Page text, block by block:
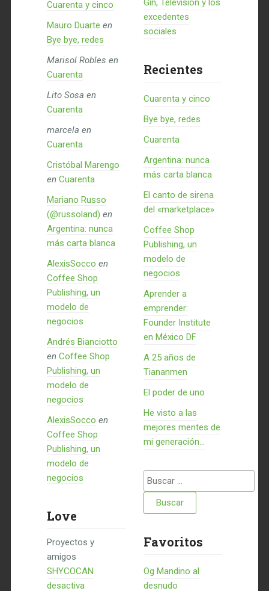
Cuarenta y cinco
Mauro Duarte en
Bye bye, redes
Marisol Robles en
Cuarenta
Lito Sosa en
Cuarenta
marcela en
Cuarenta
Cristóbal Marengo
en Cuarenta
Mariano Russo
(@russoland) en
Argentina: nunca
más carta blanca
AlexisSocco en
Coffee Shop
Publishing, un
modelo de
negocios
Andrés Bianciotto
en Coffee Shop
Publishing, un
modelo de
negocios
AlexisSocco en
Coffee Shop
Publishing, un
modelo de
negocios
Love
Proyectos y
amigos
SHYCOCAN
desactiva
Gin, Televisión y los
excedentes
sociales
Recientes
Cuarenta y cinco
Bye bye, redes
Cuarenta
Argentina: nunca
más carta blanca
El canto de sirena
del «marketplace»
Coffee Shop
Publishing, un
modelo de
negocios
Aprender a
emprender:
Founder Institute
en México DF
A 25 años de
Tiananmen
El poder de uno
He visto a las
mejores mentes de
mi generación…
Buscar:
Favoritos
Og Mandino al
desnudo